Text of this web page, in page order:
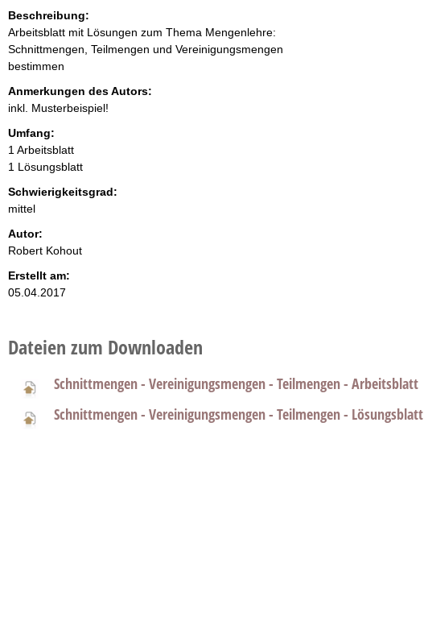
Beschreibung:
Arbeitsblatt mit Lösungen zum Thema Mengenlehre:
Schnittmengen, Teilmengen und Vereinigungsmengen
bestimmen
Anmerkungen des Autors:
inkl. Musterbeispiel!
Umfang:
1 Arbeitsblatt
1 Lösungsblatt
Schwierigkeitsgrad:
mittel
Autor:
Robert Kohout
Erstellt am:
05.04.2017
Dateien zum Downloaden
Schnittmengen - Vereinigungsmengen - Teilmengen - Arbeitsblatt
Schnittmengen - Vereinigungsmengen - Teilmengen - Lösungsblatt